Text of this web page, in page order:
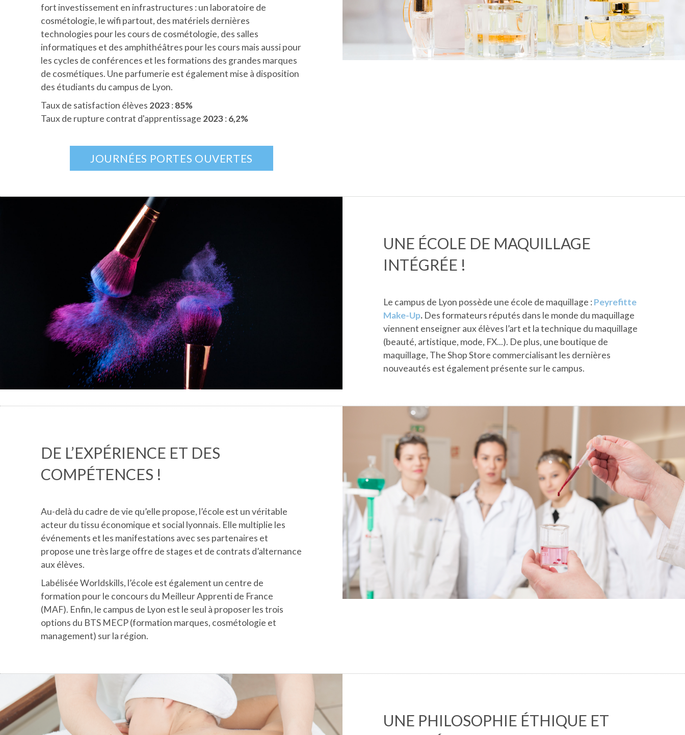
fort investissement en infrastructures : un laboratoire de
cosmétologie, le wifi partout, des matériels dernières
technologies pour les cours de cosmétologie, des salles
informatiques et des amphithéâtres pour les cours mais aussi pour
les cycles de conférences et les formations des grandes marques
de cosmétiques. Une parfumerie est également mise à disposition
des étudiants du campus de Lyon.
Taux de satisfaction élèves 2023:85%
Taux de rupture contrat d'apprentissage 2023:6,2%
JOURNÉES PORTES OUVERTES
UNE ÉCOLE DE MAQUILLAGE
INTÉGRÉE !
Le campus de Lyon possède une école de maquillage :Peyrefitte
Make-Up. Des formateurs réputés dans le monde du maquillage
viennent enseigner aux élèves l’art et la technique du maquillage
(beauté, artistique, mode, FX...). De plus, une boutique de
maquillage, The Shop Store commercialisant les dernières
nouveautés est également présente sur le campus.
DE L’EXPÉRIENCE ET DES
COMPÉTENCES !
Au-delà du cadre de vie qu’elle propose, l’école est un véritable
acteur du tissu économique et social lyonnais. Elle multiplie les
événements et les manifestations avec ses partenaires et
propose une très large offre de stages et de contrats d’alternance
aux élèves.
Labélisée Worldskills, l’école est également un centre de
formation pour le concours du Meilleur Apprenti de France
(MAF). Enfin, le campus de Lyon est le seul à proposer les trois
options du BTS MECP (formation marques, cosmétologie et
management) sur la région.
UNE PHILOSOPHIE ÉTHIQUE ET